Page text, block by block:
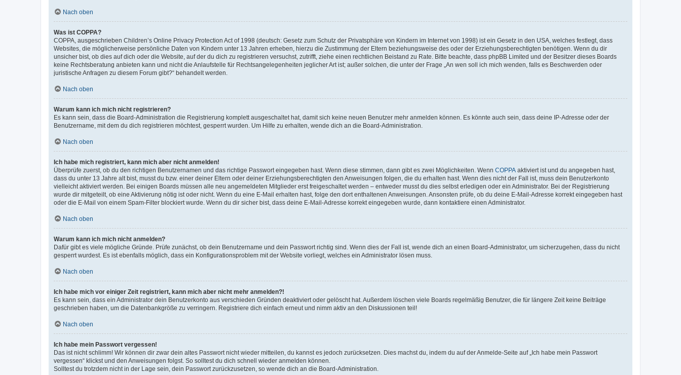
Nach oben
Was ist COPPA?
COPPA, ausgeschrieben Children’s Online Privacy Protection Act of 1998 (deutsch: Gesetz zum Schutz der Privatsphäre von Kindern im Internet von 1998) ist ein Gesetz in den USA, welches festlegt, dass
Websites, die möglicherweise persönliche Daten von Kindern unter 13 Jahren erheben, hierzu die Zustimmung der Eltern beziehungsweise des oder der Erziehungsberechtigten benötigen. Wenn du dir
unsicher bist, ob dies auf dich oder die Website, auf der du dich zu registrieren versuchst, zutrifft, ziehe einen rechtlichen Beistand zu Rate. Bitte beachte, dass phpBB Limited und der Besitzer dieses Boards
keine Rechtsberatung anbieten kann und nicht die Anlaufstelle für Rechtsangelegenheiten jeglicher Art ist; außer solchen, die unter der Frage „An wen soll ich mich wenden, falls es Beschwerden oder
juristische Anfragen zu diesem Forum gibt?“ behandelt werden.
Nach oben
Warum kann ich mich nicht registrieren?
Es kann sein, dass die Board-Administration die Registrierung komplett ausgeschaltet hat, damit sich keine neuen Benutzer mehr anmelden können. Es könnte auch sein, dass deine IP-Adresse oder der
Benutzername, mit dem du dich registrieren möchtest, gesperrt wurden. Um Hilfe zu erhalten, wende dich an die Board-Administration.
Nach oben
Ich habe mich registriert, kann mich aber nicht anmelden!
Überprüfe zuerst, ob du den richtigen Benutzernamen und das richtige Passwort eingegeben hast. Wenn diese stimmen, dann gibt es zwei Möglichkeiten. Wenn COPPA aktiviert ist und du angegeben hast,
dass du unter 13 Jahre alt bist, musst du bzw. einer deiner Eltern oder deiner Erziehungsberechtigten den Anweisungen folgen, die du erhalten hast. Wenn dies nicht der Fall ist, muss dein Benutzerkonto
vielleicht aktiviert werden. Bei einigen Boards müssen alle neu angemeldeten Mitglieder erst freigeschaltet werden – entweder musst du dies selbst erledigen oder ein Administrator. Bei der Registrierung
wurde dir mitgeteilt, ob eine Aktivierung nötig ist oder nicht. Wenn du eine E-Mail erhalten hast, folge den dort enthaltenen Anweisungen. Ansonsten prüfe, ob du deine E-Mail-Adresse korrekt eingegeben hast
oder die E-Mail von einem Spam-Filter blockiert wurde. Wenn du dir sicher bist, dass deine E-Mail-Adresse korrekt eingegeben wurde, dann kontaktiere einen Administrator.
Nach oben
Warum kann ich mich nicht anmelden?
Dafür gibt es viele mögliche Gründe. Prüfe zunächst, ob dein Benutzername und dein Passwort richtig sind. Wenn dies der Fall ist, wende dich an einen Board-Administrator, um sicherzugehen, dass du nicht
gesperrt wurdest. Es ist ebenfalls möglich, dass ein Konfigurationsproblem mit der Website vorliegt, welches ein Administrator lösen muss.
Nach oben
Ich habe mich vor einiger Zeit registriert, kann mich aber nicht mehr anmelden?!
Es kann sein, dass ein Administrator dein Benutzerkonto aus verschieden Gründen deaktiviert oder gelöscht hat. Außerdem löschen viele Boards regelmäßig Benutzer, die für längere Zeit keine Beiträge
geschrieben haben, um die Datenbankgröße zu verringern. Registriere dich einfach erneut und nimm aktiv an den Diskussionen teil!
Nach oben
Ich habe mein Passwort vergessen!
Das ist nicht schlimm! Wir können dir zwar dein altes Passwort nicht wieder mitteilen, du kannst es jedoch zurücksetzen. Dies machst du, indem du auf der Anmelde-Seite auf „Ich habe mein Passwort
vergessen“ klickst und den Anweisungen folgst. So solltest du dich schnell wieder anmelden können.
Solltest du trotzdem nicht in der Lage sein, dein Passwort zurückzusetzen, so wende dich an die Board-Administration.